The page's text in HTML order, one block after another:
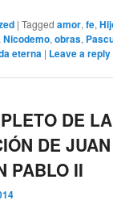
|Tagged amor,fe,
,Nicodemo,obras,
eterna | Leave a reply
DE LA
DE JUAN
PABLO II